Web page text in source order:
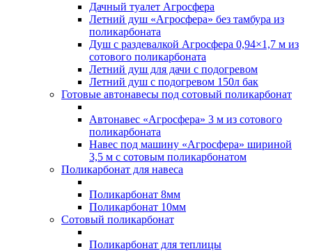
Дачный туалет Агросфера
Летний душ «Агросфера» без тамбура из
поликарбоната
Душ с раздевалкой Агросфера 0,94×1,7 м из
сотового поликарбоната
Летний душ для дачи с подогревом
Летний душ с подогревом 150л бак
Готовые автонавесы под сотовый поликарбонат
Автонавес «Агросфера» 3 м из сотового
поликарбоната
Навес под машину «Агросфера» шириной
3,5 м с сотовым поликарбонатом
Поликарбонат для навеса
Поликарбонат 8мм
Поликарбонат 10мм
Сотовый поликарбонат
Поликарбонат для теплицы